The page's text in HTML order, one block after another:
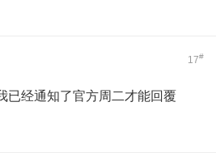
17#
已经通知了官方周二才能回覆